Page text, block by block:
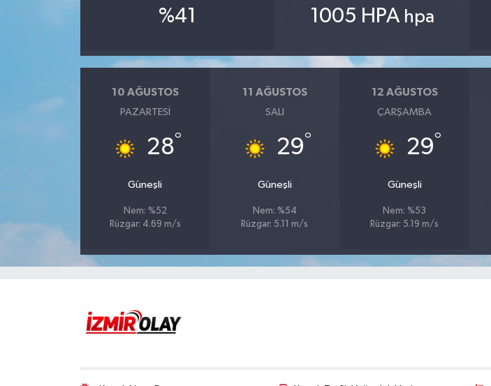
%41 1005 HPA hpa
10 AĞUSTOS
PAZARTESI
28°
Güneşli
Nem: %52
Rüzgar: 4.69 m/s
11 AĞUSTOS
SALI
29°
Güneşli
Nem: %54
Rüzgar: 5.11 m/s
12 AĞUSTOS
ÇARŞAMBA
29°
Güneşli
Nem: %53
Rüzgar: 5.19 m/s